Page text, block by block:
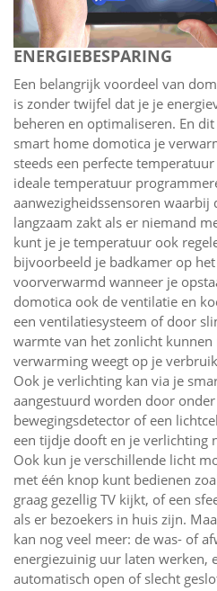
ENERGIEBESPARING
Een belangrijk voordeel van
is zonder twijfel dat je je
beheren en optimaliseren. En
smart home domotica je
steeds een perfecte
ideale temperatuur
aanwezigheidssensoren
langzaam zakt als er niemand
kunt je je temperatuur ook
bijvoorbeeld je badkamer op
voorverwarmd wanneer je
domotica ook de ventilatie en
een ventilatiesysteem of door
warmte van het zonlicht
verwarming weegt op je
Ook je verlichting kan via je
aangestuurd worden door onder
bewegingsdetector of een
een tijdje dooft en je verlichting
Ook kun je verschillende licht
met één knop kunt bedienen
graag gezellig TV kijkt, of een
als er bezoekers in huis zijn.
kan nog veel meer: de was- of
energiezuinig uur laten werken,
automatisch open of slecht